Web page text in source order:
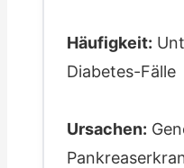
Häufigkeit:
Diabetes-Fälle
Ursachen: